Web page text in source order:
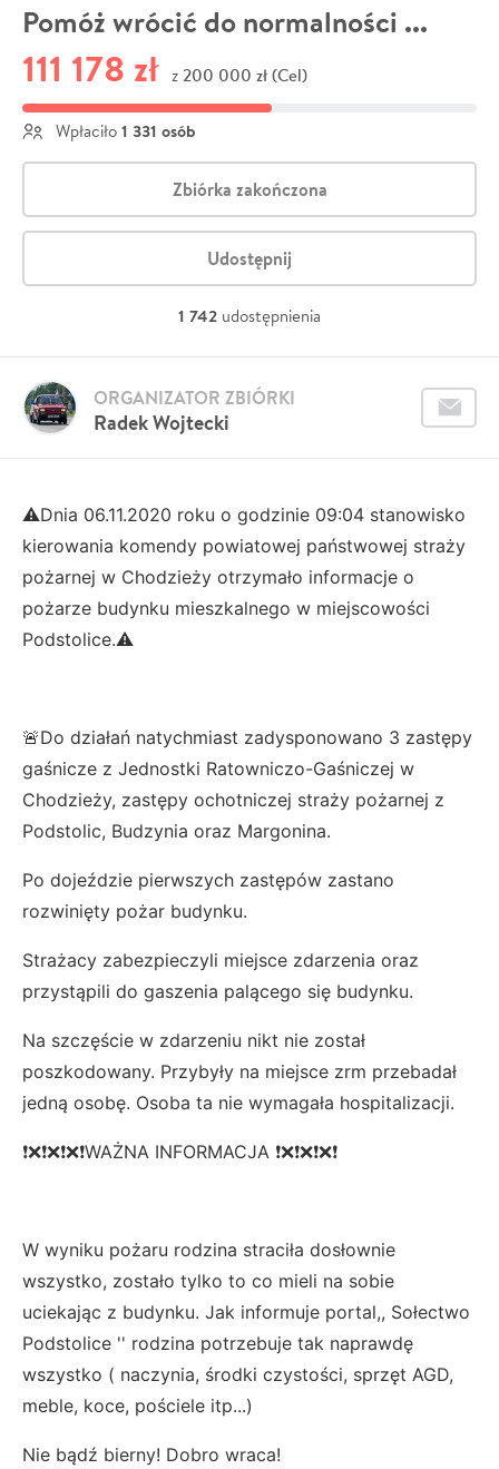
Pomóż wrócić do normalności ...
111 178 zł z 200 000 zł (Cel)
Wpłaciło 1 331 osób
Zbiórka zakończona
Udostępnij
1 742 udostępnienia
Radek Wojtecki
ORGANIZATOR ZBIÓRKI
⚠️Dnia 06.11.2020 roku o godzinie 09:04 stanowisko
kierowania komendy powiatowej państwowej straży
pożarnej w Chodzieży otrzymało informacje o
pożarze budynku mieszkalnego w miejscowości
Podstolice.⚠️
🚨Do działań natychmiast zadysponowano 3 zastępy
gaśnicze z Jednostki Ratowniczo-Gaśniczej w
Chodzieży, zastępy ochotniczej straży pożarnej z
Podstolic, Budzynia oraz Margonina.
Po dojeździe pierwszych zastępów zastano
rozwinięty pożar budynku.
Strażacy zabezpieczyli miejsce zdarzenia oraz
przystąpili do gaszenia palącego się budynku.
Na szczęście w zdarzeniu nikt nie został
poszkodowany. Przybyły na miejsce zrm przebadał
jedną osobę. Osoba ta nie wymagała hospitalizacji.
❗❌❗❌❗❌❗WAŻNA INFORMACJA ❗❌❗❌❗❌❗
W wyniku pożaru rodzina straciła dosłownie
wszystko, zostało tylko to co mieli na sobie
uciekając z budynku. Jak informuje portal,, Sołectwo
Podstolice '' rodzina potrzebuje tak naprawdę
wszystko ( naczynia, środki czystości, sprzęt AGD,
meble, koce, pościele itp...)
Nie bądź bierny! Dobro wraca!